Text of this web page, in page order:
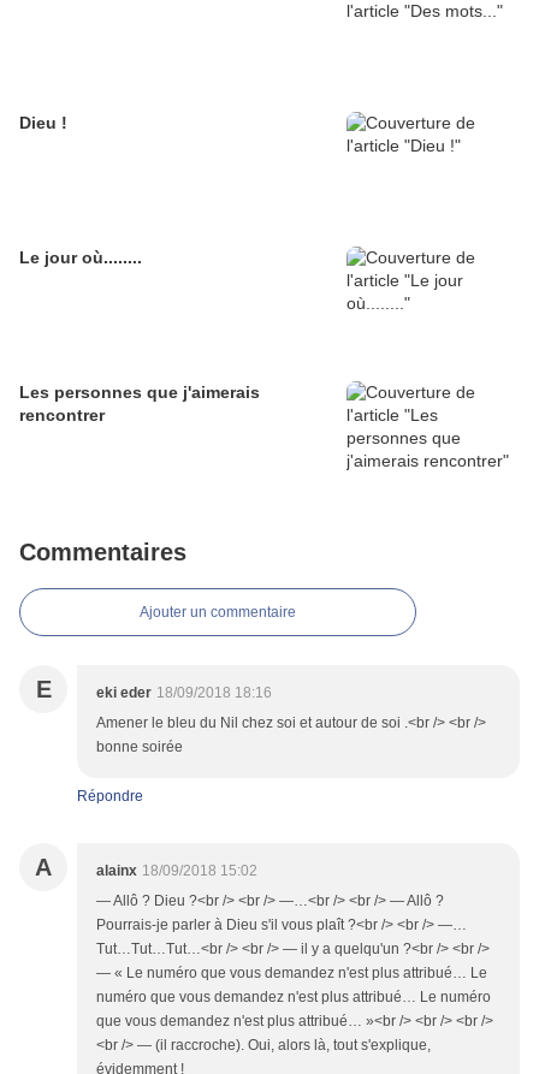
Dieu !
Le jour où........
Les personnes que j'aimerais
rencontrer
Commentaires
Ajouter un commentaire
E eki eder 18/09/2018 18:16
Amener le bleu du Nil chez soi et autour de soi .<br /> <br />
bonne soirée
Répondre
A alainx 18/09/2018 15:02
— Allô ? Dieu ?<br /> <br /> —…<br /> <br /> — Allô ?
Pourrais-je parler à Dieu s'il vous plaît ?<br /> <br /> —…
Tut…Tut…Tut…<br /> <br /> — il y a quelqu'un ?<br /> <br />
— « Le numéro que vous demandez n'est plus attribué… Le
numéro que vous demandez n'est plus attribué… Le numéro
que vous demandez n'est plus attribué… »<br /> <br /> <br />
<br /> — (il raccroche). Oui, alors là, tout s'explique,
évidemment !